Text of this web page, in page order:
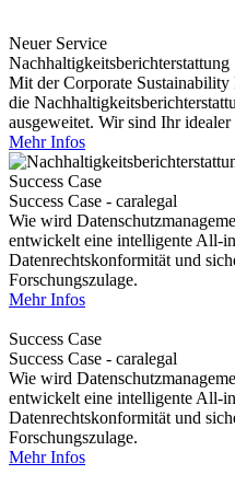
Neuer Service
Nachhaltigkeitsberichterstattung
Mit der Corporate
die
ausgeweitet. Wir sind Ihr idealer
Mehr Infos
Success Case
Success Case - caralegal
Wie wird
entwickelt eine intelligente All-
Datenrechtskonformität und
Forschungszulage.
Mehr Infos
Success Case
Success Case - caralegal
Wie wird
entwickelt eine intelligente All-
Datenrechtskonformität und
Forschungszulage.
Mehr Infos